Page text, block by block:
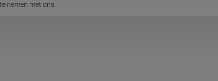
nemen met ons!